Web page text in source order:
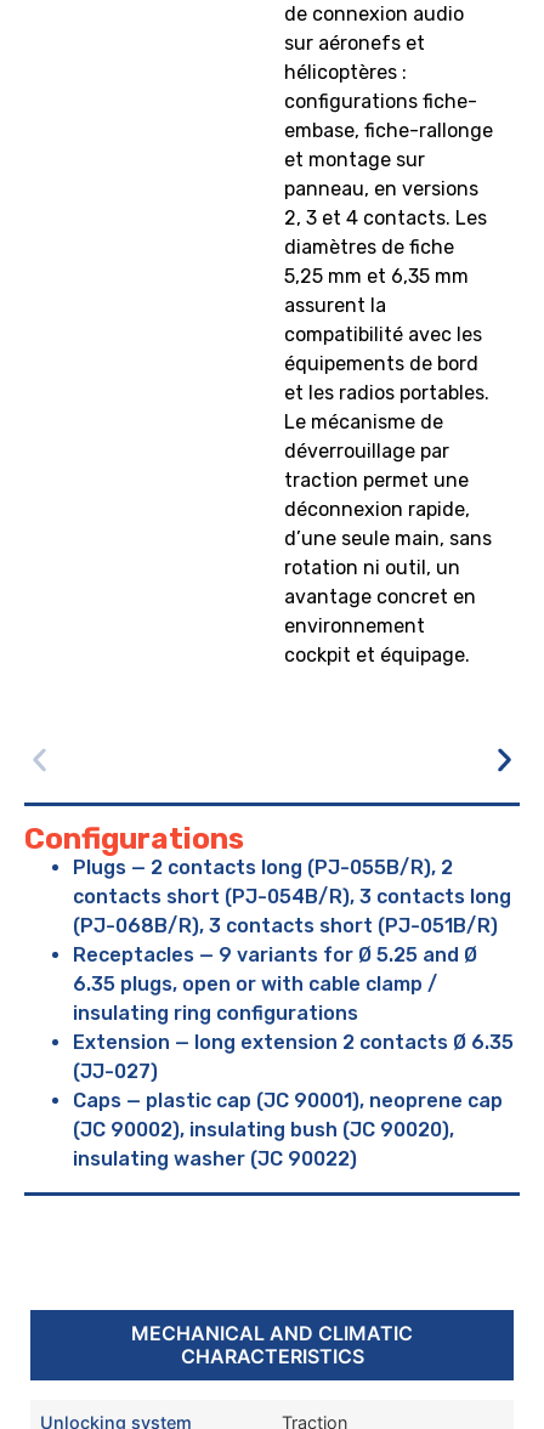
de connexion audio
sur aéronefs et
hélicoptères :
configurations fiche-
embase, fiche-rallonge
et montage sur
panneau, en versions
2, 3 et 4 contacts. Les
diamètres de fiche
5,25 mm et 6,35 mm
assurent la
compatibilité avec les
équipements de bord
et les radios portables.
Le mécanisme de
déverrouillage par
traction permet une
déconnexion rapide,
d’une seule main, sans
rotation ni outil, un
avantage concret en
environnement
cockpit et équipage.
Configurations
Plugs — 2 contacts long (PJ-055B/R), 2
contacts short (PJ-054B/R), 3 contacts long
(PJ-068B/R), 3 contacts short (PJ-051B/R)
Receptacles — 9 variants for Ø 5.25 and Ø
6.35 plugs, open or with cable clamp /
insulating ring configurations
Extension — long extension 2 contacts Ø 6.35
(JJ-027)
Caps — plastic cap (JC 90001), neoprene cap
(JC 90002), insulating bush (JC 90020),
insulating washer (JC 90022)
MECHANICAL AND CLIMATIC
CHARACTERISTICS
Unlocking system Traction